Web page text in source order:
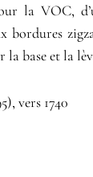
la VOC,
bordures
la base et la
vers 1740